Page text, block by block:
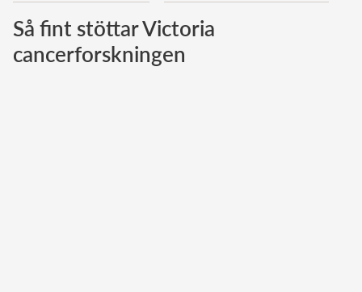
Norska kungahuset
Danska kungahuset
Så fint stöttar Victoria
cancerforskningen